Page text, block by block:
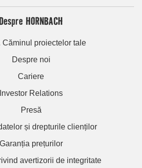
HORNBACH
Căminul proiectelor tale
Despre noi
Cariere
Investor Relations
Presă
și drepturile clienților
Garanția prețurilor
avertizorii de integritate